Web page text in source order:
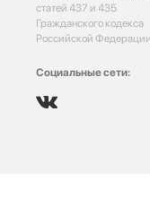
статей 437 и 435
Гражданского кодекса
Российской Федерации
Социальные сети: